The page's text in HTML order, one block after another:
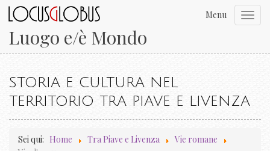
Luogo e/è Mondo
Menu
STORIA E CULTURA NEL
TERRITORIO TRA PIAVE E LIVENZA
Sei qui: Home Tra Piave e Livenza
Vie romane